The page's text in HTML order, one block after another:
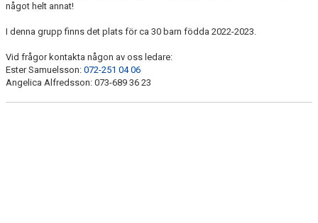
något helt annat!
I denna grupp finns det plats för ca 30 barn födda 2022-2023.
Vid frågor kontakta någon av oss ledare:
Ester Samuelsson: 072-251 04 06
Angelica Alfredsson: 073-689 36 23